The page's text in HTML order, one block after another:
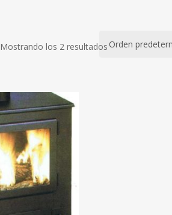
Mostrando los 2 resultados